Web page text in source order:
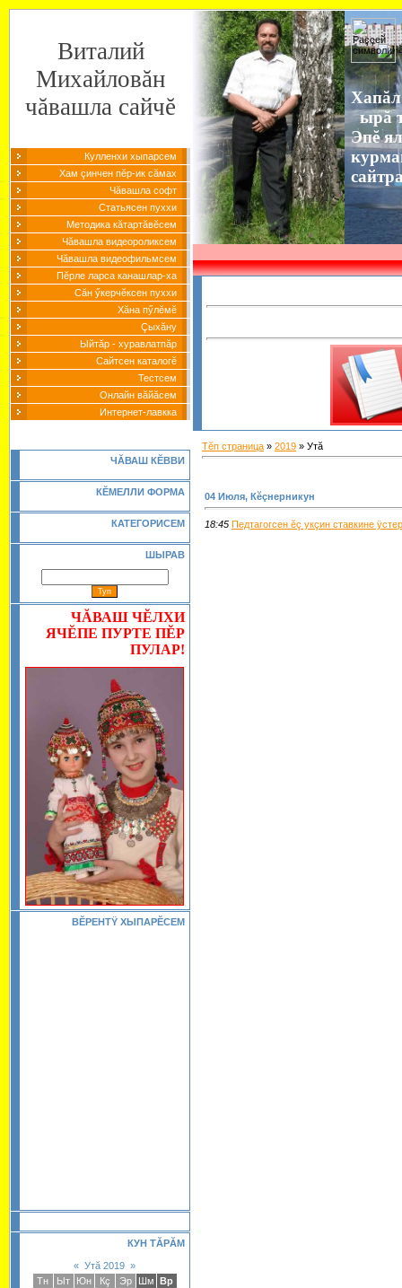
Виталий
Михайловăн
чăвашла сайчĕ
Кулленхи хыпарсем
Хам çинчен пĕр-ик сăмах
Чăвашла софт
Статьясен пуххи
Методика кăтартăвĕсем
Чăвашла видеороликсем
Чăвашла видеофильмсем
Пĕрле ларса канашлар-ха
Сăн ӳкерчĕксен пуххи
Хăна пӳлĕмĕ
Çыхăну
Ыйтăр - хуравлатпăр
Сайтсен каталогĕ
Тестсем
Онлайн вăйăсем
Интернет-лавкка
ЧĂВАШ КĔВВИ
КĔМЕЛЛИ ФОРМА
КАТЕГОРИСЕМ
ШЫРАВ
ЧĂВАШ ЧĔЛХИ
ЯЧĔПЕ ПУРТЕ ПĔР
ПУЛАР!
ВĔРЕНТŸ ХЫПАРĔСЕМ
КУН ТĂРĂМ
« Утă 2019 »
Тн
Ыт Юн Кç Эр Шм
Вр
ырă
Эпĕ
Тĕп страница » 2019 » Утă
04 Июля, Кĕçнерникун
18:45 Педтагогсен ĕç укçин ставкине